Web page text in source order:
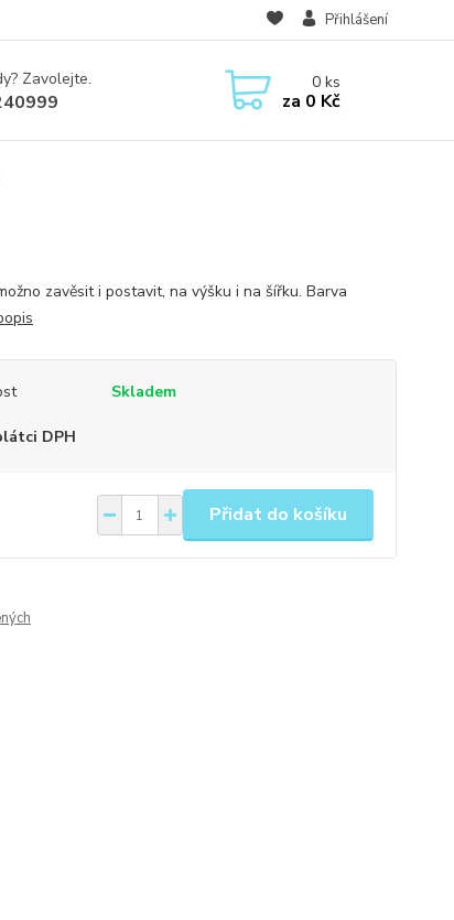
Přihlášení
Zavolejte. 0ks
za 0 Kč
zavěsit i postavit, na výšku i na šířku. Barva
Skladem
DPH
Přidat do košíku